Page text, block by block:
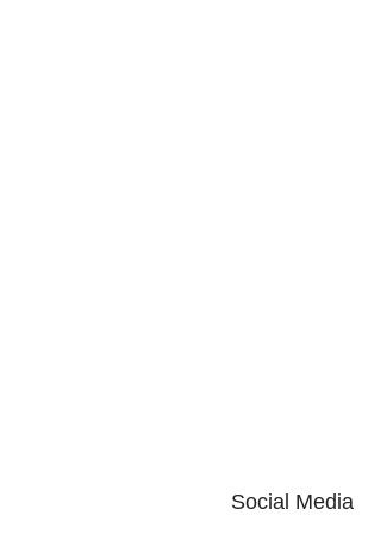
Social Media